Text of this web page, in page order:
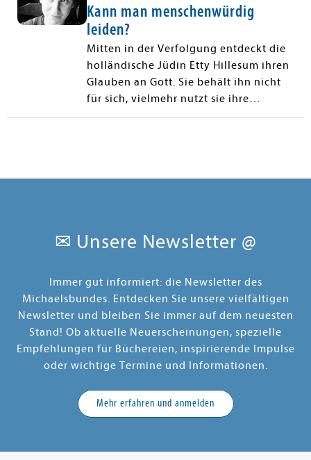
Kann man menschenwürdig
leiden?
Mitten in der Verfolgung entdeckt die
holländische Jüdin Etty Hillesum ihren
Glauben an Gott. Sie behält ihn nicht
für sich, vielmehr nutzt sie ihre
Gotteserfahrungen, um anderen in
✉ Unsere Newsletter @
Immer gut informiert: die Newsletter des
Michaelsbundes. Entdecken Sie unsere vielfältigen
Newsletter und bleiben Sie immer auf dem neuesten
Stand! Ob aktuelle Neuerscheinungen, spezielle
Empfehlungen für Büchereien, inspirierende Impulse
oder wichtige Termine und Informationen.
Mehr erfahren und anmelden